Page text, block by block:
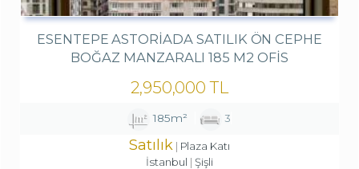
ESENTEPE ASTORIADA SATILIK ÖN CEPHE
BOĞAZ MANZARALI 185 M2 OFIS
2,950,000 TL
185m² 3
Satılık
Plaza Katı
İstanbul
Şişli